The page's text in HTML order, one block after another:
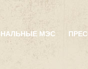
МЭС